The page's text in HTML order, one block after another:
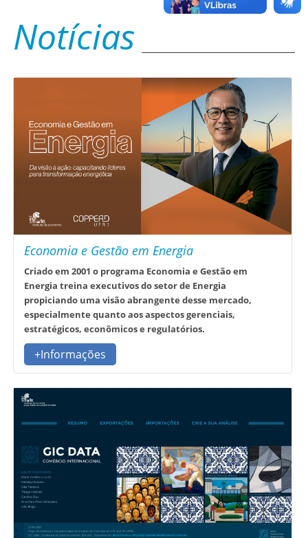
Notícias
Economia e Gestão em Energia
Criado em 2001 o programa Economia e Gestão em
Energia treina executivos do setor de Energia
propiciando uma visão abrangente desse mercado,
especialmente quanto aos aspectos gerenciais,
estratégicos, econômicos e regulatórios.
+Informações